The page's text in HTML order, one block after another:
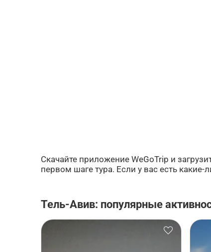
Скачайте приложение WeGoTrip и
первом шаге тура. Если у вас есть
Тель-Авив: популярные